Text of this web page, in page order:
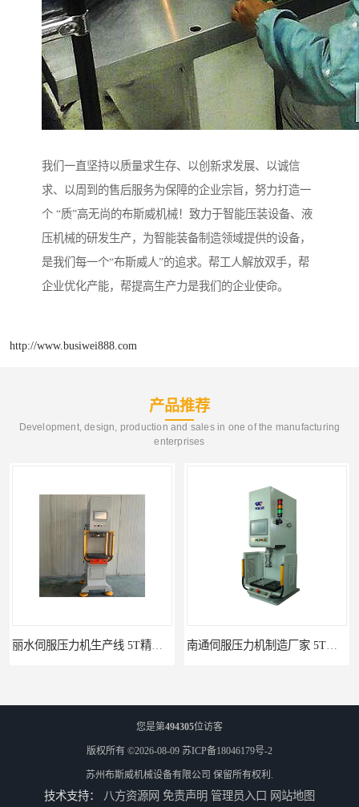
我们一直坚持以质量求生存、以创新求发展、以诚信
求、以周到的售后服务为保障的企业宗旨，努力打造一
个 “质”高无尚的布斯威机械！致力于智能压装设备、液
压机械的研发生产，为智能装备制造领域提供的设备，
是我们每一个“布斯威人”的追求。帮工人解放双手，帮
企业优化产能，帮提高生产力是我们的企业使命。
http://www.busiwei888.com
产品推荐
Development, design, production and sales in one of the manufacturing
enterprises
丽水伺服压力机生产线 5T精密伺服压力机 布斯威机械设备 南通伺服压力机制造厂家 5T精密伺服压力机 布斯威机械设备
您是第494305位访客
版权所有 ©2026-08-09 苏ICP备18046179号-2
苏州布斯威机械设备有限公司 保留所有权利.
技术支持： 八方资源网 免责声明 管理员入口 网站地图